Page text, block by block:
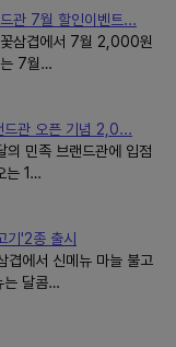
관 7월 할인이벤트...
꽃삼겹에서 7월 2,000원
는 7월…
드관 오픈 기념 2,0...
의 민족 브랜드관에 입점
는 1…
기'2종 출시
겹에서 신메뉴 마늘 불고
는 달콤…